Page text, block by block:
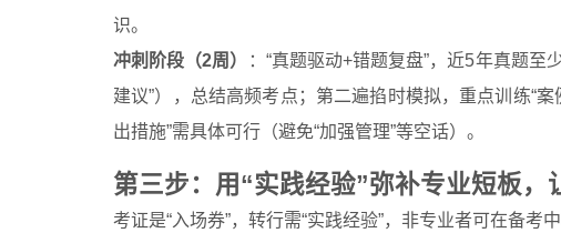
识。
冲刺阶段（2周）
：“真题驱动+错题复盘”，近5年真题至
建议”），总结高频考点；第二遍掐时模拟，重点训练“
出措施”需具体可行（避免“加强管理”等空话）。
第三步：用“实践经验”弥补专业短板，
考证是“入场券”，转行需“实践经验”，非专业者可在备考中